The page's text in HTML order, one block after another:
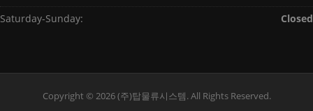
Saturday-Sunday:
Closed
Copyright © 2026 (주)탑물류시스템. All Rights Reserved.